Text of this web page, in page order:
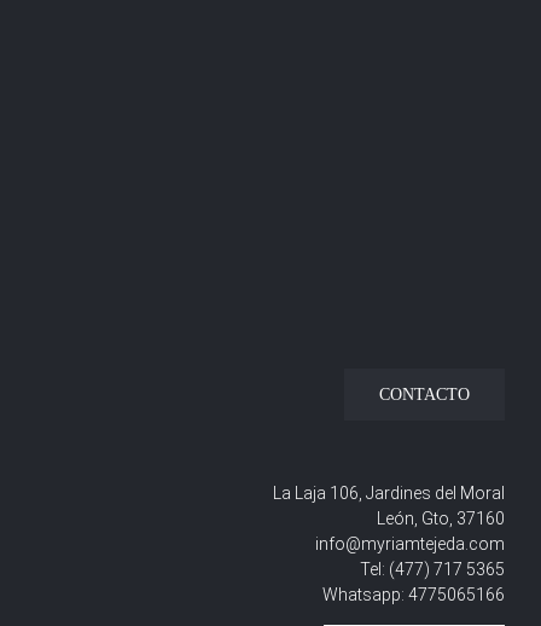
CONTACTO
La Laja 106, Jardines del Moral
León, Gto, 37160
info@myriamtejeda.com
Tel: (477) 717 5365
Whatsapp: 4775065166